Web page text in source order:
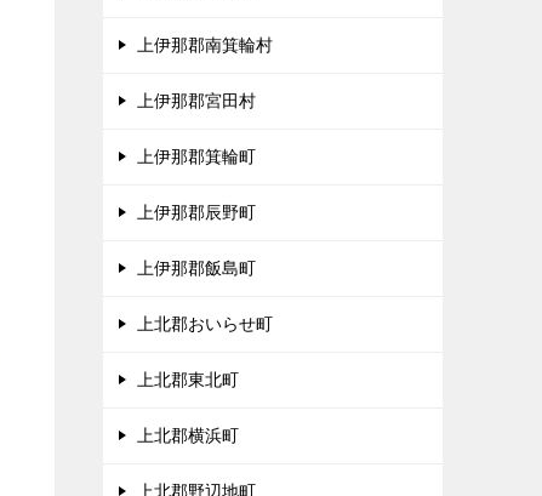
上伊那郡南箕輪村
上伊那郡宮田村
上伊那郡箕輪町
上伊那郡辰野町
上伊那郡飯島町
上北郡おいらせ町
上北郡東北町
上北郡横浜町
上北郡野辺地町